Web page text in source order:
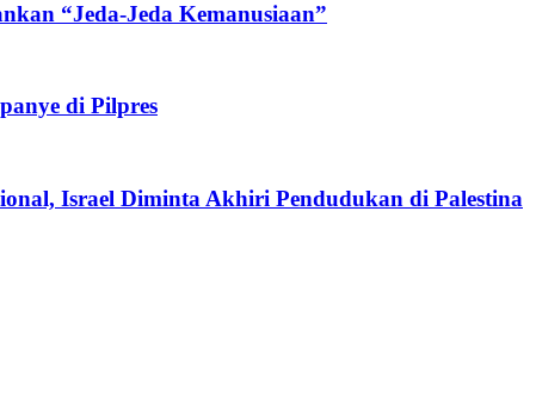
“Jeda-Jeda Kemanusiaan”
di Pilpres
Israel Diminta Akhiri Pendudukan di Palestina